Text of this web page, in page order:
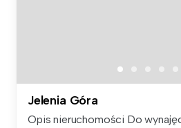
Jelenia Góra
Opis nieruchomości Do